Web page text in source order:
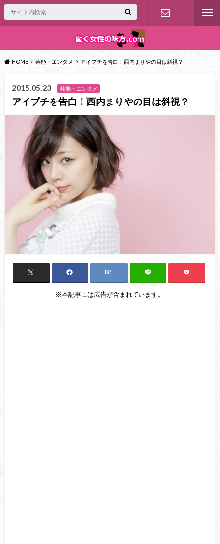
せ
HOME 芸能・エンタメ アイプチを告白！西内まりやの目は斜視？
2015.05.23 芸能・エンタメ
アイプチを告白！西内まりやの目は斜視？
※本記事には広告が含まれています。